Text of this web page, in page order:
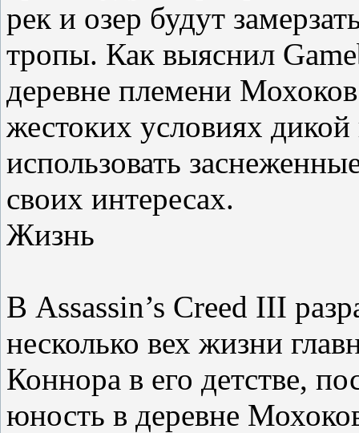
рек и озер будут
тропы. Как выяснил
деревне племени
жестоких условиях
использовать
своих интересах.
Жизнь
В Assassin’s Creed III
несколько вех жизни
Коннора в его детстве,
юность в деревне